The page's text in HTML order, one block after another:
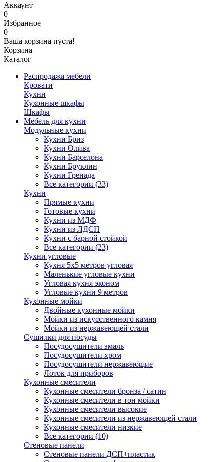
Аккаунт
0
Избранное
0
Ваша корзина пуста!
Корзина
Каталог
Распродажа мебели
Кровати
Кухни
Кухонные шкафы
Шкафы
Мебель для кухни
Модульные кухни
Кухни Бриз
Кухни Олива
Кухни Барселона
Кухни Бруклин
Кухни Гренада
Все категории (33)
Кухни
Прямые кухни
Готовые кухни
Кухни из МДФ
Кухни из ЛДСП
Кухни с барной стойкой
Все категории (23)
Кухни угловые
Кухня 5х5 метров угловая
Маленькие угловые кухни
Угловая кухня эконом
Угловые кухни 9 метров
Кухонные мойки
Двойные кухонные мойки
Мойки из искусственного камня
Мойки из нержавеющей стали
Сушилки для посуды
Посудосушители эмаль
Посудосушители хром
Посудосушители нержавеющие
Лоток для приборов
Кухонные смесители
Кухонные смесители бронза / сатин
Кухонные смесители в тон мойки
Кухонные смесители высокие
Кухонные смесители из нержавеющей стали
Кухонные смесители низкие
Все категории (10)
Стеновые панели
Стеновые панели ДСП+пластик